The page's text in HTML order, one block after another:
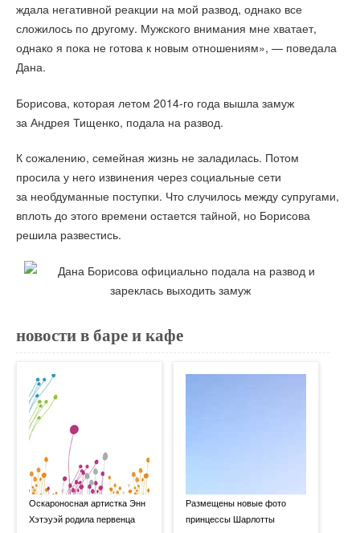
ждала негативной реакции на мой развод, однако все
сложилось по другому. Мужского внимания мне хватает,
однако я пока не готова к новым отношениям», — поведала
Дана.
Борисова, которая летом 2014-го года вышла замуж
за Андрея Тищенко, подала на развод.
К сожалению, семейная жизнь не заладилась. Потом
просила у него извинения через социальные сети
за необдуманные поступки. Что случилось между супругами,
вплоть до этого времени остается тайной, но Борисова
решила развестись.
новости в баре и кафе
Оскароносная артистка Энн
Хэтэуэй родила первенца
Размещены новые фото
принцессы Шарлотты